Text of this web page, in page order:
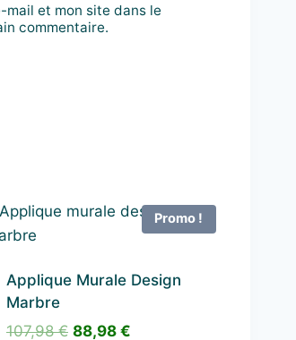
mail et mon site dans le
commentaire.
Promo !
Applique Murale Design
Marbre
107,98€ Le
88,98 €